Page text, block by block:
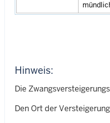
Hinweis:
Die
Den Ort der